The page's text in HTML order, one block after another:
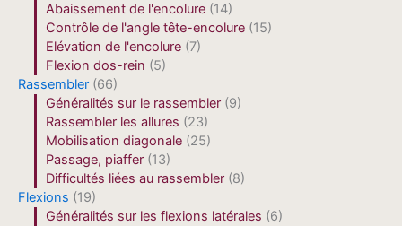
Abaissement de l'encolure (14)
Contrôle de l'angle tête-encolure (15)
Elévation de l'encolure (7)
Flexion dos-rein (5)
Rassembler (66)
Généralités sur le rassembler (9)
Rassembler les allures (23)
Mobilisation diagonale (25)
Passage, piaffer (13)
Difficultés liées au rassembler (8)
Flexions (19)
Généralités sur les flexions latérales (6)